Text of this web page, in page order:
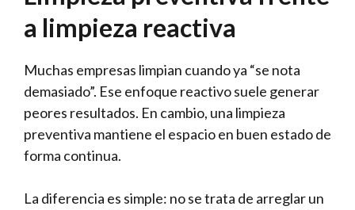
a limpieza reactiva
Muchas empresas limpian cuando ya “se nota
demasiado”. Ese enfoque reactivo suele generar
peores resultados. En cambio, una limpieza
preventiva mantiene el espacio en buen estado de
forma continua.
La diferencia es simple: no se trata de arreglar un